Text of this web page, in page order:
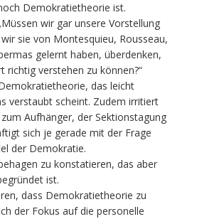
Demokratietheorie ist.
wir gar unsere Vorstellung
sie von Montesquieu, Rousseau,
gelernt haben, überdenken,
richtig verstehen zu können?“
das leicht
verstaubt scheint. Zudem irritiert
Aufhänger, der Sektionstagung
sich je gerade mit der Frage
der Demokratie.
zu konstatieren, das aber
ist.
dass Demokratietheorie zu
der Fokus auf die personelle